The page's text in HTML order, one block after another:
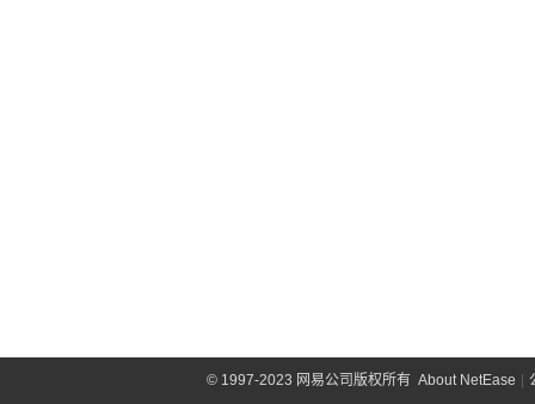
©1997-2023 网易公司版权所有 About NetEase